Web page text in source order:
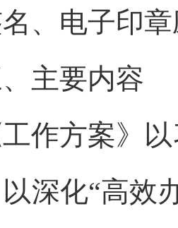
、电子印
要内容
方案》以
深化“高效